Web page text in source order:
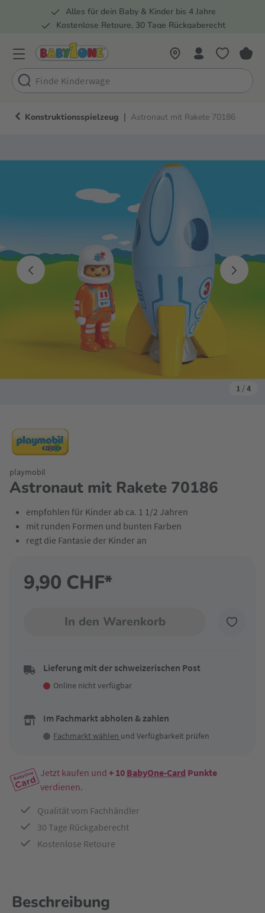
Zur Hauptnavigation springen
Alles für dein Baby & Kinder bis 4 Jahre
Kostenlose Retoure, 30 Tage Rückgaberecht
Konstruktionsspielzeug | Astronaut mit Rakete 70186
1 /4
Astronaut mit Rakete 70186
playmobil
empfohlen für Kinder ab ca. 1 1/2 Jahren
mit runden Formen und bunten Farben
regt die Fantasie der Kinder an
9,90 CHF*
In den Warenkorb
Lieferung mit der schweizerischen Post
Online nicht verfügbar
Im Fachmarkt abholen & zahlen
Fachmarkt wählen und Verfügbarkeit prüfen
Jetzt kaufen und + 10 BabyOne-Card Punkte
verdienen.
Qualität vom Fachhändler
30 Tage Rückgaberecht
Kostenlose Retoure
Beschreibung